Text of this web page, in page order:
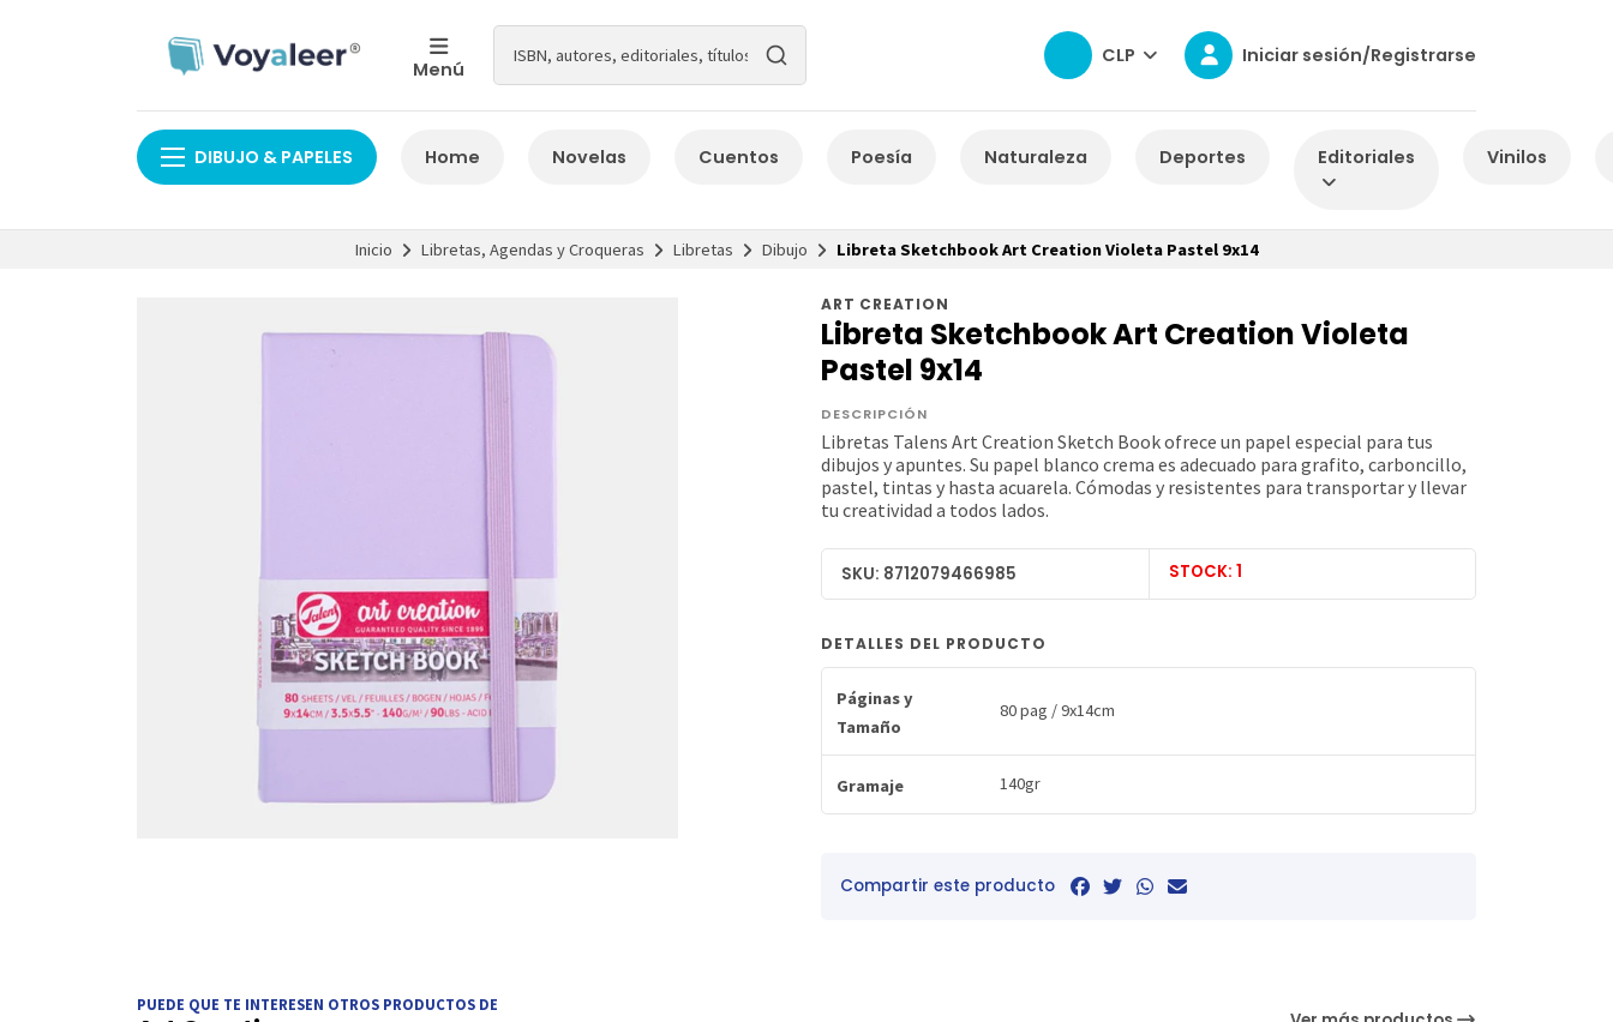
Menú
CLP Iniciar sesión/Registrarse
DIBUJO & PAPELES Home Novelas Cuentos Poesía Naturaleza Deportes Editoriales Vinilos
Inicio Libretas, Agendas y Croqueras Libretas Dibujo Libreta Sketchbook Art Creation Violeta Pastel 9x14
ART CREATION
Libreta Sketchbook Art Creation Violeta
Pastel 9x14
DESCRIPCIÓN
Libretas Talens Art Creation Sketch Book ofrece un papel especial para tus
dibujos y apuntes. Su papel blanco crema es adecuado para grafito, carboncillo,
pastel, tintas y hasta acuarela. Cómodas y resistentes para transportar y llevar
tu creatividad a todos lados.
SKU: 8712079466985 STOCK: 1
DETALLES DEL PRODUCTO
Páginas y
Tamaño
80 pag / 9x14cm
Gramaje 140gr
Compartir este producto
PUEDE QUE TE INTERESEN OTROS PRODUCTOS DE